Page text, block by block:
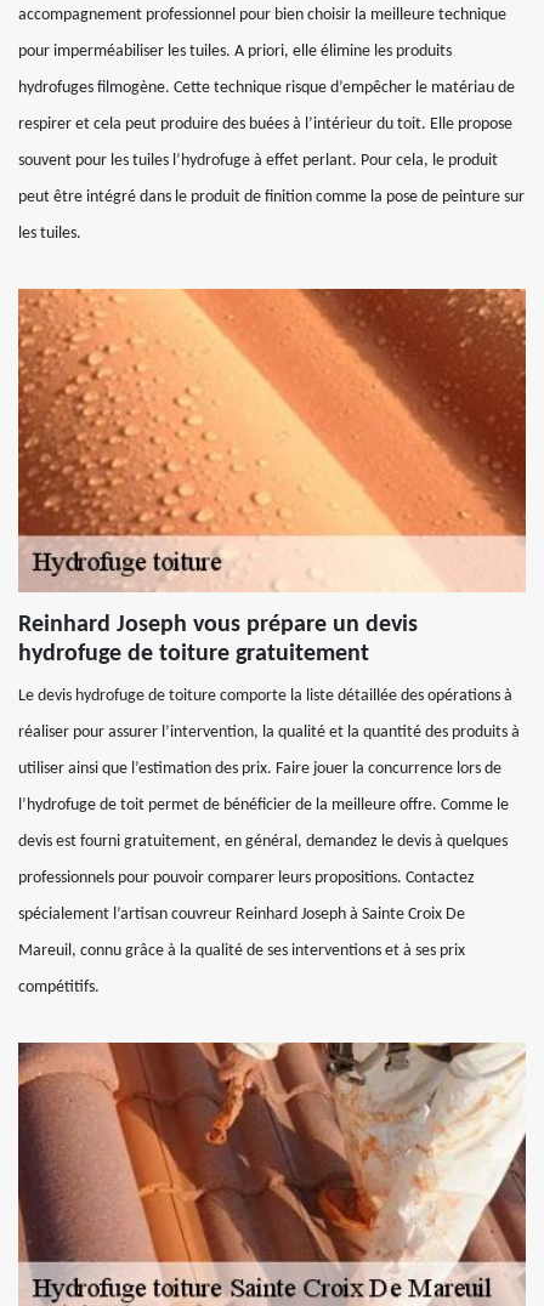
accompagnement professionnel pour bien choisir la meilleure technique
pour imperméabiliser les tuiles. A priori, elle élimine les produits
hydrofuges filmogène. Cette technique risque d’empêcher le matériau de
respirer et cela peut produire des buées à l’intérieur du toit. Elle propose
souvent pour les tuiles l’hydrofuge à effet perlant. Pour cela, le produit
peut être intégré dans le produit de finition comme la pose de peinture sur
les tuiles.
Reinhard Joseph vous prépare un devis
hydrofuge de toiture gratuitement
Le devis hydrofuge de toiture comporte la liste détaillée des opérations à
réaliser pour assurer l’intervention, la qualité et la quantité des produits à
utiliser ainsi que l’estimation des prix. Faire jouer la concurrence lors de
l’hydrofuge de toit permet de bénéficier de la meilleure offre. Comme le
devis est fourni gratuitement, en général, demandez le devis à quelques
professionnels pour pouvoir comparer leurs propositions. Contactez
spécialement l’artisan couvreur Reinhard Joseph à Sainte Croix De
Mareuil, connu grâce à la qualité de ses interventions et à ses prix
compétitifs.